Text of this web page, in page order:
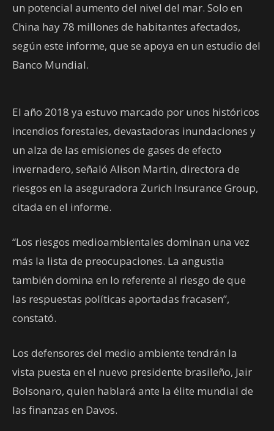
un potencial aumento del nivel del mar. Solo en
China hay 78 millones de habitantes afectados,
según este informe, que se apoya en un estudio del
Banco Mundial.
El año 2018 ya estuvo marcado por unos históricos
incendios forestales, devastadoras inundaciones y
un alza de las emisiones de gases de efecto
invernadero, señaló Alison Martin, directora de
riesgos en la aseguradora Zurich Insurance Group,
citada en el informe.
“Los riesgos medioambientales dominan una vez
más la lista de preocupaciones. La angustia
también domina en lo referente al riesgo de que
las respuestas políticas aportadas fracasen”,
constató.
Los defensores del medio ambiente tendrán la
vista puesta en el nuevo presidente brasileño, Jair
Bolsonaro, quien hablará ante la élite mundial de
las finanzas en Davos.